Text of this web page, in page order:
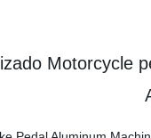
Motorcycle